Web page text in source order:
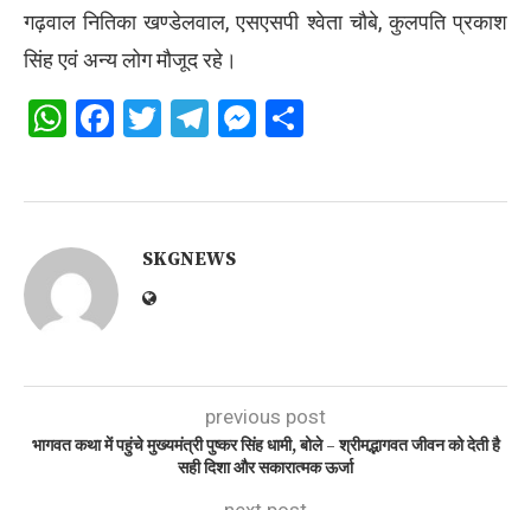
गढ़वाल नितिका खण्डेलवाल, एसएसपी श्वेता चौबे, कुलपति प्रकाश
सिंह एवं अन्य लोग मौजूद रहे।
WhatsApp
Facebook
Twitter
Telegram
Messenger
SKGNEWS
previous post
भागवत कथा में पहुंचे मुख्यमंत्री पुष्कर सिंह धामी, बोले – श्रीमद्भागवत जीवन को देती है
सही दिशा और सकारात्मक ऊर्जा